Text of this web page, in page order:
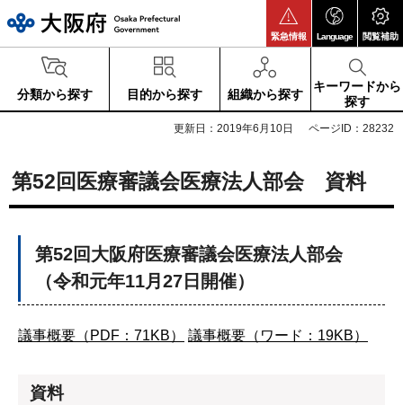
緊急情報 Language 閲覧補助
分類から探す 目的から探す 組織から探す
キーワードから
探す
更新日：2019年6月10日 ページID：28232
第52回医療審議会医療法人部会 資料
第52回大阪府医療審議会医療法人部会
（令和元年11月27日開催）
議事概要（PDF：71KB） 議事概要（ワード：19KB）
資料